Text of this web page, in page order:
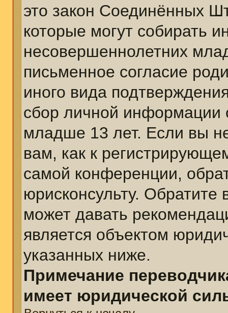
это закон Соединённых
которые могут собирать
несовершеннолетних
письменное согласие
иного вида
сбор личной информации
младше 13 лет. Если вы
вам, как к
самой конференции,
юрисконсульту.
может давать
является объектом
указанных ниже.
Примечание
имеет юридической